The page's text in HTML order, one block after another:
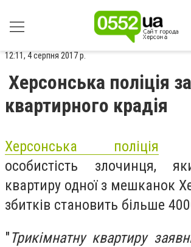
12:11, 4 серпня 2017 р.
Херсонська поліція
квартирного крадія
Херсонська поліція
особистість злочинця,
квартиру одної з мешканок
збитків становить більше
"Трикімнатну квартиру